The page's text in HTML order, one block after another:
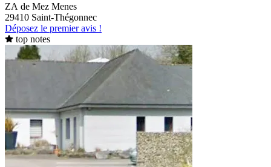
ZA de Mez Menes
29410 Saint-Thégonnec
Déposez le premier avis !
top notes